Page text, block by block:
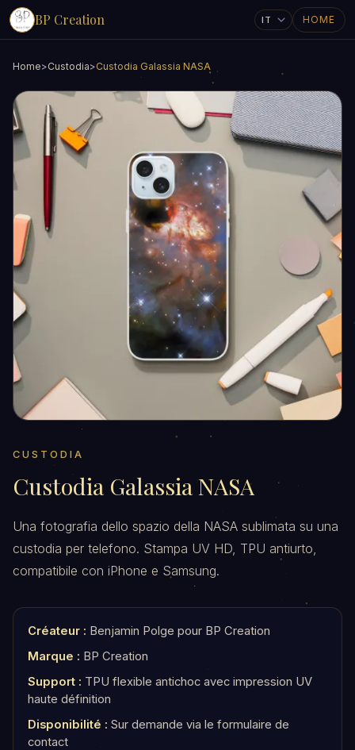
BP Creation HOME
Home>Custodia>Custodia Galassia NASA
CUSTODIA
Custodia Galassia NASA
Una fotografia dello spazio della NASA sublimata su una
custodia per telefono. Stampa UV HD, TPU antiurto,
compatibile con iPhone e Samsung.
Créateur : Benjamin Polge pour BP Creation
Marque : BP Creation
Support : TPU flexible antichoc avec impression UV
haute définition
Disponibilité : Sur demande via le formulaire de
contact